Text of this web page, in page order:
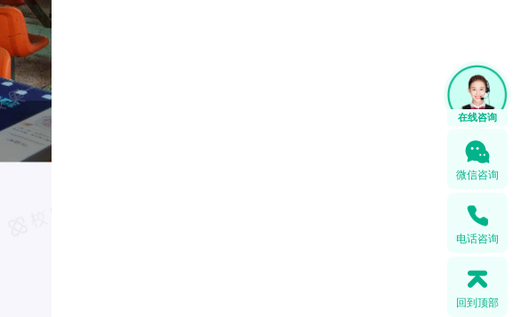
微信咨询
电话咨询
回到顶部